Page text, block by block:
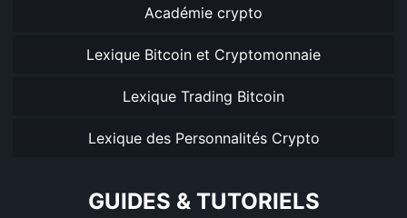
Académie crypto
Lexique Bitcoin et Cryptomonnaie
Lexique Trading Bitcoin
Lexique des Personnalités Crypto
GUIDES & TUTORIELS